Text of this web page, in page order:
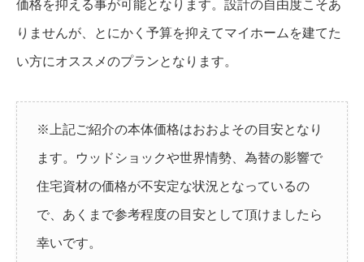
価格を抑える事が可能となります。設計の自由度こそあ
りませんが、とにかく予算を抑えてマイホームを建てた
い方にオススメのプランとなります。
※上記ご紹介の本体価格はおおよその目安となり
ます。ウッドショックや世界情勢、為替の影響で
住宅資材の価格が不安定な状況となっているの
で、あくまで参考程度の目安として頂けましたら
幸いです。